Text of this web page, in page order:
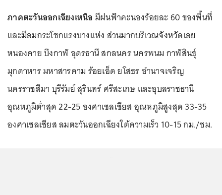
ภาคตะวันออกเฉียงเหนือ มีฝนฟ้าคะนองร้อยละ 60 ของพื้นที่
และมีลมกระโชกแรงบางแห่ง ส่วนมากบริเวณจังหวัดเลย
หนองคาย บึงกาฬ อุดรธานี สกลนคร นครพนม กาฬสินธุ์
มุกดาหาร มหาสารคาม ร้อยเอ็ด ยโสธร อำนาจเจริญ
นครราชสีมา บุรีรัมย์ สุรินทร์ ศรีสะเกษ และอุบลราชธานี
อุณหภูมิต่ำสุด 22-25 องศาเซลเซียส อุณหภูมิสูงสุด 33-35
องศาเซลเซียส ลมตะวันออกเฉียงใต้ความเร็ว 10-15 กม./ชม.